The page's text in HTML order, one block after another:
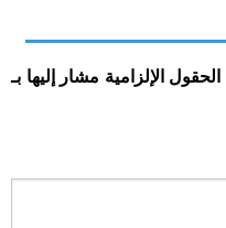
الحقول الإلزامية مشار إليها بـ